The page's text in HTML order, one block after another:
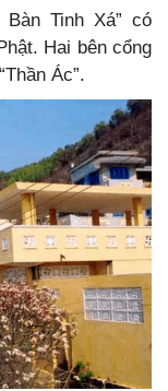
Tinh Xá” có
Hai bên cổng
Ác”.